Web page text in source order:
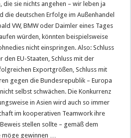
die sie nichts angehen – wir leben ja
die deutschen Erfolge im Außenhandel
VW, BMW oder Daimler eines Tages
würden, könnten beispielsweise
nicht einspringen. Also: Schluss
den EU-Staaten, Schluss mit der
Exportgrößen, Schluss mit
gegen die Bundesrepublik – Europa
selbst schwächen. Die Konkurrenz
in Asien wird auch so immer
im kooperativen Teamwork ihre
stellen sollte – gemäß dem
möge gewinnen …